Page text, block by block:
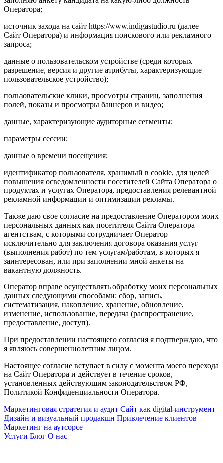
Оператора;
источник захода на сайт https://www.indigastudio.ru (далее –
Сайт Оператора) и информация поискового или рекламного
запроса;
данные о пользовательском устройстве (среди которых
разрешение, версия и другие атрибуты, характеризующие
пользовательское устройство);
пользовательские клики, просмотры страниц, заполнения
полей, показы и просмотры баннеров и видео;
данные, характеризующие аудиторные сегменты;
параметры сессии;
данные о времени посещения;
идентификатор пользователя, хранимый в cookie, для целей
повышения осведомленности посетителей Сайта Оператора о
продуктах и услугах Оператора, предоставления релевантной
рекламной информации и оптимизации рекламы.
Также даю свое согласие на предоставление Оператором моих
персональных данных как посетителя Сайта Оператора
агентствам, с которыми сотрудничает Оператор
исключительно для заключения договора оказания услуг
(выполнения работ) по тем услугам/работам, в которых я
заинтересован, или при заполнении мной анкеты на
вакантную должность.
Оператор вправе осуществлять обработку моих персональных
данных следующими способами: сбор, запись,
систематизация, накопление, хранение, обновление,
изменение, использование, передача (распространение,
предоставление, доступ).
При предоставлении настоящего согласия я подтверждаю, что
я являюсь совершеннолетним лицом.
Настоящее согласие вступает в силу с момента моего перехода
на Сайт Оператора и действует в течение сроков,
установленных действующим законодательством РФ,
Политикой Конфиденциальности Оператора.
Маркетинговая стратегия и аудит Сайт как digital-инструмент
Дизайн и визуальный продакшн Привлечение клиентов
Маркетинг на аутсорсе
Услуги Блог О нас